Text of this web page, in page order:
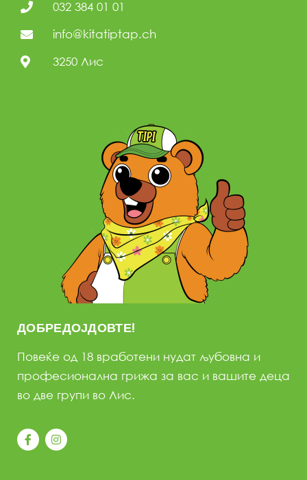
032 384 01 01
info@kitatiptap.ch
3250 Лис
ДОБРЕДОЈДОВТЕ!
Повеќе од 18 вработени нудат љубовна и
професионална грижа за вас и вашите деца
во две групи во Лис.